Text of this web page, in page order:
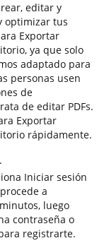
editar y
optimizar tus
Exportar
ya que solo
adaptado para
personas usen
de
de editar PDFs.
Exportar
rápidamente.
Iniciar sesión
a
luego
contraseña o
registrarte.